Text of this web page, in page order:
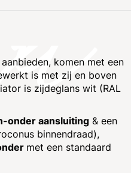
komen met een
is met zij en boven
is zijdeglans wit (RAL
onder aansluiting & een
binnendraad),
met een standaard